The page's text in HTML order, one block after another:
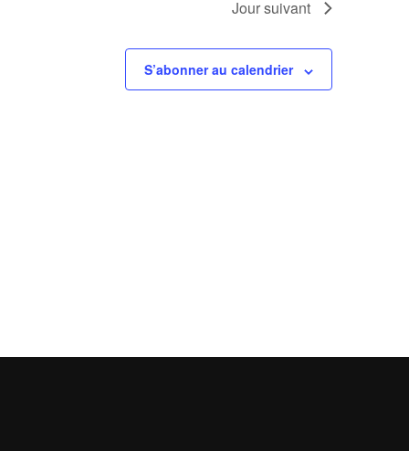
Jour suivant
S’abonner au calendrier